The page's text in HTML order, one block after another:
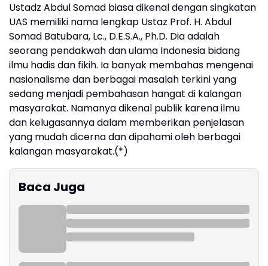
Ustadz Abdul Somad biasa dikenal dengan singkatan
UAS memiliki nama lengkap Ustaz Prof. H. Abdul
Somad Batubara, Lc., D.E.S.A., Ph.D. Dia adalah
seorang pendakwah dan ulama Indonesia bidang
ilmu hadis dan fikih. Ia banyak membahas mengenai
nasionalisme dan berbagai masalah terkini yang
sedang menjadi pembahasan hangat di kalangan
masyarakat. Namanya dikenal publik karena ilmu
dan kelugasannya dalam memberikan penjelasan
yang mudah dicerna dan dipahami oleh berbagai
kalangan masyarakat.(*)
Baca Juga